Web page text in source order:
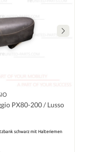
PX80-200 / Lusso
schwarz mit Halteriemen